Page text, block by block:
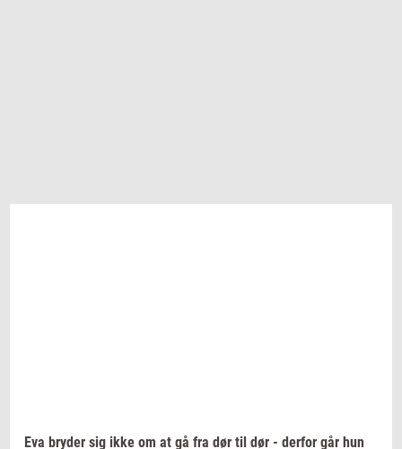
Eva bry­der sig ikke om at gå fra dør til dør - der­for går hun